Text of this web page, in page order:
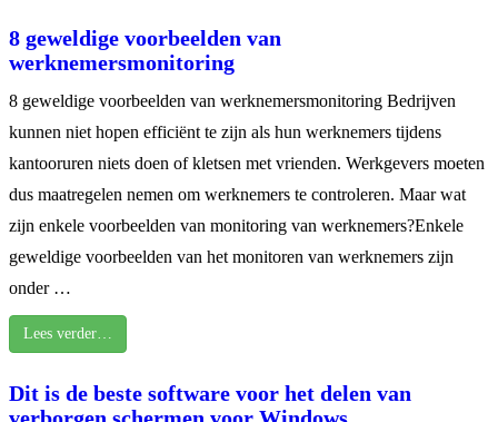
8 geweldige voorbeelden van
werknemersmonitoring
8 geweldige voorbeelden van werknemersmonitoring Bedrijven
kunnen niet hopen efficiënt te zijn als hun werknemers tijdens
kantooruren niets doen of kletsen met vrienden. Werkgevers moeten
dus maatregelen nemen om werknemers te controleren. Maar wat
zijn enkele voorbeelden van monitoring van werknemers?Enkele
geweldige voorbeelden van het monitoren van werknemers zijn
onder …
Lees verder…
Dit is de beste software voor het delen van